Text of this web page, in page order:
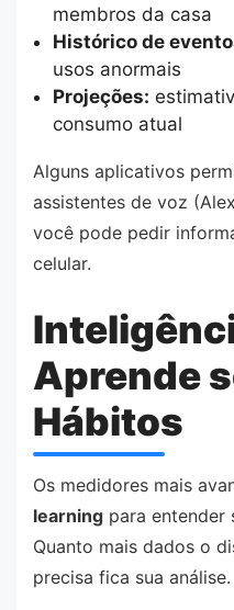
membros da casa
Histórico de
usos anormais
Projeções:
consumo atual
Alguns aplicativos
assistentes de voz
você pode pedir
celular.
Aprende
Hábitos
Os medidores mais
learning para entender
Quanto mais dados o
precisa fica sua análise.